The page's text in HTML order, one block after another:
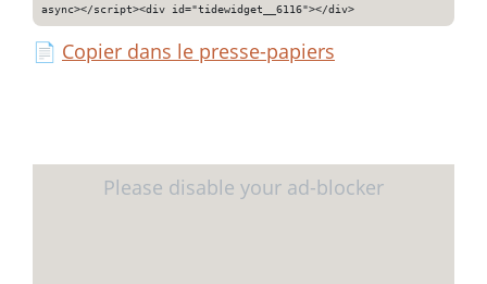
async></script><div id="tidewidget__6116"></div>
📄 Copier dans le presse-papiers